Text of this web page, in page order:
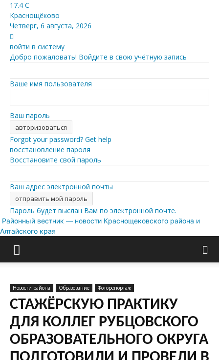
17.4 C
Краснощёково
Четверг, 6 августа, 2026
войти в систему
Добро пожаловать! Войдите в свою учётную запись
Ваше имя пользователя
Ваш пароль
Forgot your password? Get help
восстановление пароля
Восстановите свой пароль
Ваш адрес электронной почты
Пароль будет выслан Вам по электронной почте.
Районный вестник — новости Краснощековского района и
Алтайского края
Новости района Образование Фоторепортаж
СТАЖЁРСКУЮ ПРАКТИКУ
ДЛЯ КОЛЛЕГ РУБЦОВСКОГО
ОБРАЗОВАТЕЛЬНОГО ОКРУГА